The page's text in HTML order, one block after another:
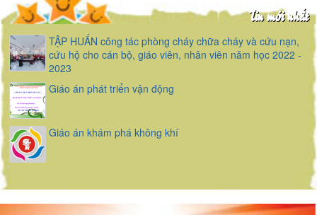
Tin mới nhất
TẬP HUẤN công tác phòng cháy chữa cháy và cứu nạn,
cứu hộ cho cán bộ, giáo viên, nhân viên năm học 2022 -
2023
Giáo án phát triển vận động
Giáo án khám phá không khí